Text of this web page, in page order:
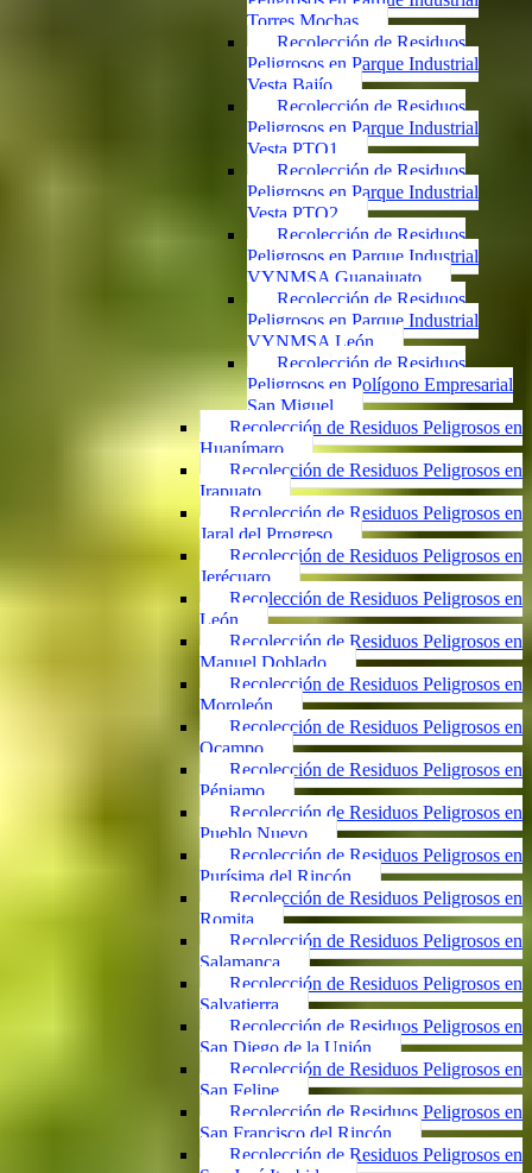
Torres Mochas
Recolección de Residuos
Peligrosos en Parque Industrial
Vesta Bajío
Recolección de Residuos
Peligrosos en Parque Industrial
Vesta PTO1
Recolección de Residuos
Peligrosos en Parque Industrial
Vesta PTO2
Recolección de Residuos
Peligrosos en Parque Industrial
VYNMSA Guanajuato
Recolección de Residuos
Peligrosos en Parque Industrial
VYNMSA León
Recolección de Residuos
Peligrosos en Polígono Empresarial
San Miguel
Recolección de Residuos Peligrosos en
Huanímaro
Recolección de Residuos Peligrosos en
Irapuato
Recolección de Residuos Peligrosos en
Jaral del Progreso
Recolección de Residuos Peligrosos en
Jerécuaro
Recolección de Residuos Peligrosos en
León
Recolección de Residuos Peligrosos en
Manuel Doblado
Recolección de Residuos Peligrosos en
Moroleón
Recolección de Residuos Peligrosos en
Ocampo
Recolección de Residuos Peligrosos en
Pénjamo
Recolección de Residuos Peligrosos en
Pueblo Nuevo
Recolección de Residuos Peligrosos en
Purísima del Rincón
Recolección de Residuos Peligrosos en
Romita
Recolección de Residuos Peligrosos en
Salamanca
Recolección de Residuos Peligrosos en
Salvatierra
Recolección de Residuos Peligrosos en
San Diego de la Unión
Recolección de Residuos Peligrosos en
San Felipe
Recolección de Residuos Peligrosos en
San Francisco del Rincón
Recolección de Residuos Peligrosos en